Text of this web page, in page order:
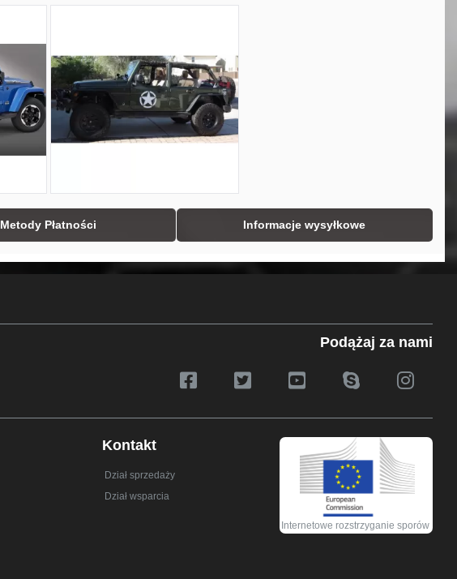
Metody Płatności Informacje wysyłkowe
Podążaj za nami
Kontakt
Dział sprzedaży
Dział wsparcia
Internetowe rozstrzyganie sporów